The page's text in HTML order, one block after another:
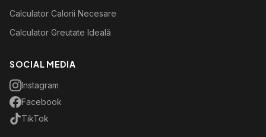
Calculator Calorii Necesare
Calculator Greutate Ideală
SOCIAL MEDIA
Instagram
Facebook
TikTok